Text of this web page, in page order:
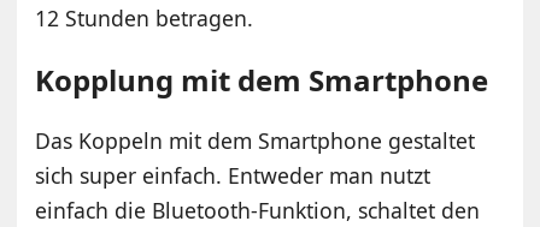
12 Stunden betragen.
Kopplung mit dem Smartphone
Das Koppeln mit dem Smartphone gestaltet
sich super einfach. Entweder man nutzt
einfach die Bluetooth-Funktion, schaltet den